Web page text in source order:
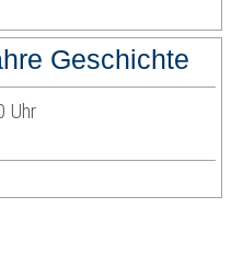
Geschichte
Uhr